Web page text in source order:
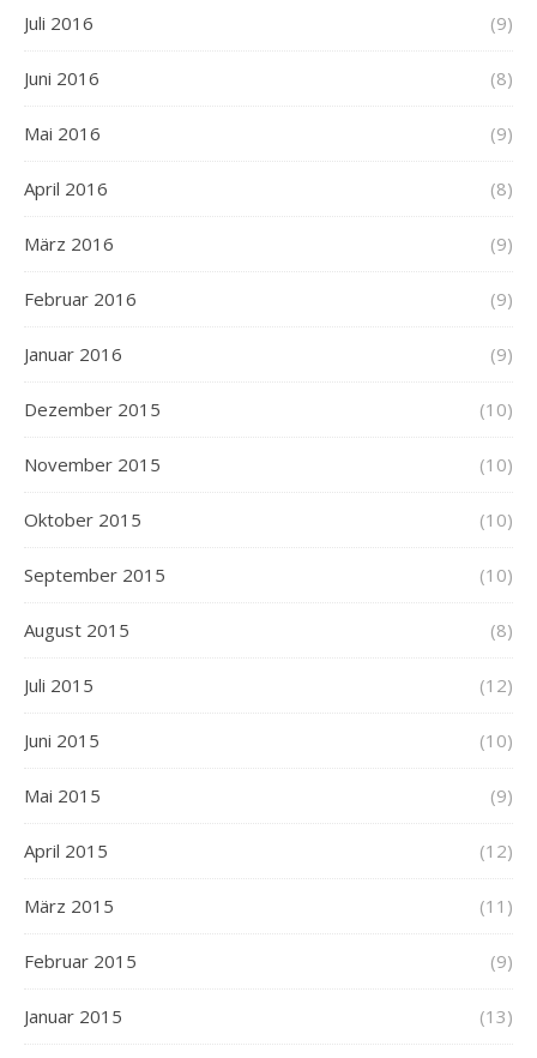
Juli 2016 (9)
Juni 2016 (8)
Mai 2016 (9)
April 2016 (8)
März 2016 (9)
Februar 2016 (9)
Januar 2016 (9)
Dezember 2015 (10)
November 2015 (10)
Oktober 2015 (10)
September 2015 (10)
August 2015 (8)
Juli 2015 (12)
Juni 2015 (10)
Mai 2015 (9)
April 2015 (12)
März 2015 (11)
Februar 2015 (9)
Januar 2015 (13)